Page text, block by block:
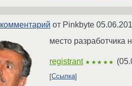
комментарий от Pinkbyte
место разработчика
registrant ★★★★★ (
Ссылка